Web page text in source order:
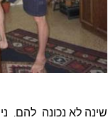
שינה לא נכונה להם.